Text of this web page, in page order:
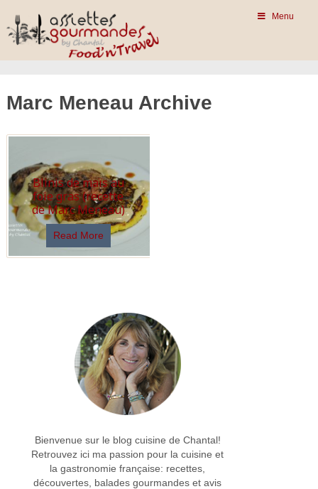
Menu
Marc Meneau Archive
Blinis de maïs au
foie gras (recette
de Marc Meneau)
Read More
Bienvenue sur le blog cuisine de Chantal!
Retrouvez ici ma passion pour la cuisine et
la gastronomie française: recettes,
découvertes, balades gourmandes et avis